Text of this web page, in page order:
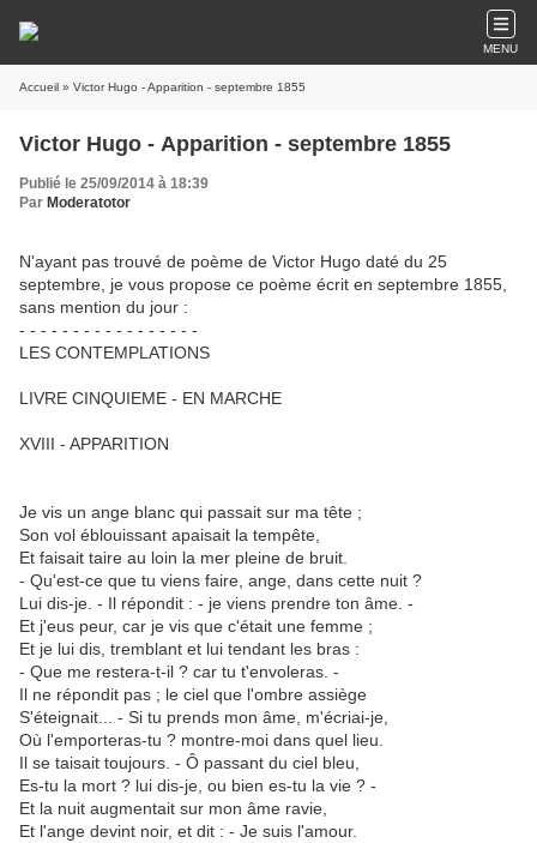
MENU
Accueil » Victor Hugo - Apparition - septembre 1855
Victor Hugo - Apparition - septembre 1855
Publié le 25/09/2014 à 18:39
Par Moderatotor
N'ayant pas trouvé de poème de Victor Hugo daté du 25
septembre, je vous propose ce poème écrit en septembre 1855,
sans mention du jour :
- - - - - - - - - - - - - - - - -
LES CONTEMPLATIONS
LIVRE CINQUIEME - EN MARCHE
XVIII - APPARITION
Je vis un ange blanc qui passait sur ma tête ;
Son vol éblouissant apaisait la tempête,
Et faisait taire au loin la mer pleine de bruit.
- Qu'est-ce que tu viens faire, ange, dans cette nuit ?
Lui dis-je. - Il répondit : - je viens prendre ton âme. -
Et j'eus peur, car je vis que c'était une femme ;
Et je lui dis, tremblant et lui tendant les bras :
- Que me restera-t-il ? car tu t'envoleras. -
Il ne répondit pas ; le ciel que l'ombre assiège
S'éteignait... - Si tu prends mon âme, m'écriai-je,
Où l'emporteras-tu ? montre-moi dans quel lieu.
Il se taisait toujours. - Ô passant du ciel bleu,
Es-tu la mort ? lui dis-je, ou bien es-tu la vie ? -
Et la nuit augmentait sur mon âme ravie,
Et l'ange devint noir, et dit : - Je suis l'amour.